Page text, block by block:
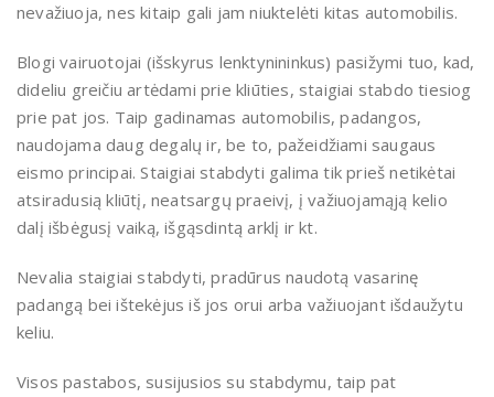
nevažiuoja, nes kitaip gali jam niuktelėti kitas automobilis.
Blogi vairuotojai (išskyrus lenktynininkus) pasižymi tuo, kad,
dideliu greičiu artėdami prie kliūties, staigiai stabdo tiesiog
prie pat jos. Taip gadinamas automobilis, padangos,
naudojama daug degalų ir, be to, pažeidžiami saugaus
eismo principai. Staigiai stabdyti galima tik prieš netikėtai
atsiradusią kliūtį, neatsargų praeivį, į važiuojamąją kelio
dalį išbėgusį vaiką, išgąsdintą arklį ir kt.
Nevalia staigiai stabdyti, pradūrus naudotą vasarinę
padangą bei ištekėjus iš jos orui arba važiuojant išdaužytu
keliu.
Visos pastabos, susijusios su stabdymu, taip pat